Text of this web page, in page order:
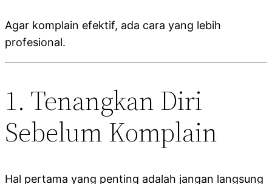
Agar komplain efektif, ada cara yang lebih
profesional.
1. Tenangkan Diri
Sebelum Komplain
Hal pertama yang penting adalah jangan langsung